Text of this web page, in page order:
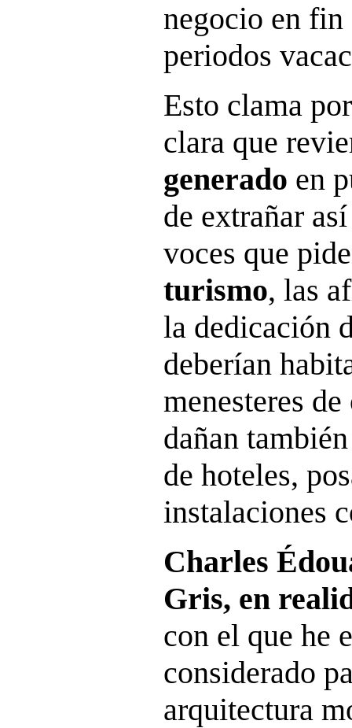
negocio en fin
periodos
Esto clama
clara que
generado en
de extrañar
voces que
turismo, las
la dedicación
deberían
menesteres
dañan
de hoteles,
instalaciones
Charles
Gris, en
con el que he
considerado
arquitectura